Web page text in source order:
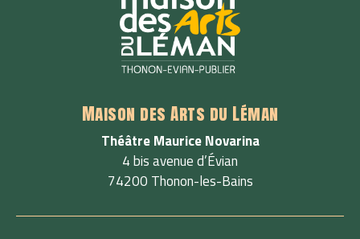
Maison des Arts du Léman
Théâtre Maurice Novarina
4 bis avenue d’Évian
74200 Thonon-les-Bains